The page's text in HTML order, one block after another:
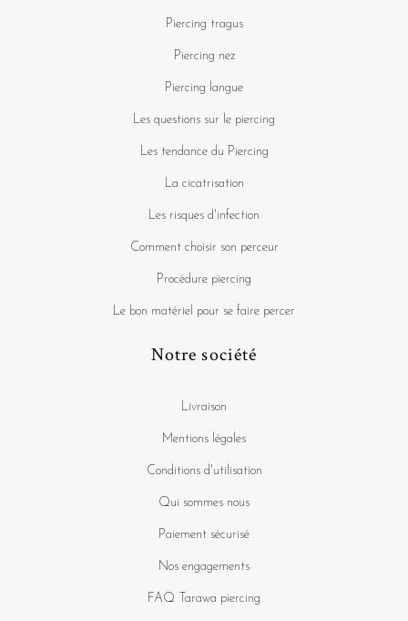
Piercing tragus
Piercing nez
Piercing langue
Les questions sur le piercing
Les tendance du Piercing
La cicatrisation
Les risques d'infection
Comment choisir son perceur
Procédure piercing
Le bon matériel pour se faire percer
Notre société
Livraison
Mentions légales
Conditions d'utilisation
Qui sommes nous
Paiement sécurisé
Nos engagements
FAQ Tarawa piercing